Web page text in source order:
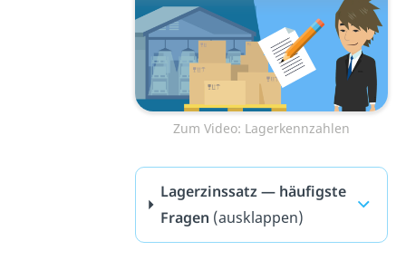
Zum Video: Lagerkennzahlen
Lagerzinssatz — häufigste
Fragen (ausklappen)